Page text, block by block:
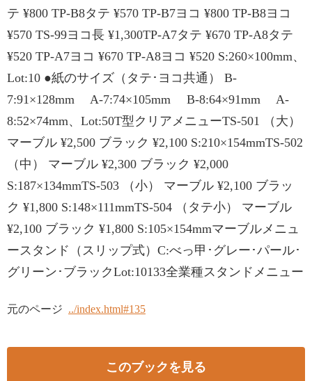
テ ¥800 TP-B8タテ ¥570 TP-B7ヨコ ¥800 TP-B8ヨコ
¥570 TS-99ヨコ長 ¥1,300TP-A7タテ ¥670 TP-A8タテ
¥520 TP-A7ヨコ ¥670 TP-A8ヨコ ¥520 S:260×100mm、
Lot:10 ●紙のサイズ（タテ･ヨコ共通） B-
7:91×128mm A-7:74×105mm B-8:64×91mm A-
8:52×74mm、Lot:50T型クリアメニューTS-501 （大）
マーブル ¥2,500 ブラック ¥2,100 S:210×154mmTS-502
（中） マーブル ¥2,300 ブラック ¥2,000
S:187×134mmTS-503 （小） マーブル ¥2,100 ブラッ
ク ¥1,800 S:148×111mmTS-504 （タテ小） マーブル
¥2,100 ブラック ¥1,800 S:105×154mmマーブルメニュ
ースタンド（スリップ式）C:べっ甲･グレー･パール･
グリーン･ブラックLot:10133全業種スタンドメニュー
元のページ ../index.html#135
このブックを見る